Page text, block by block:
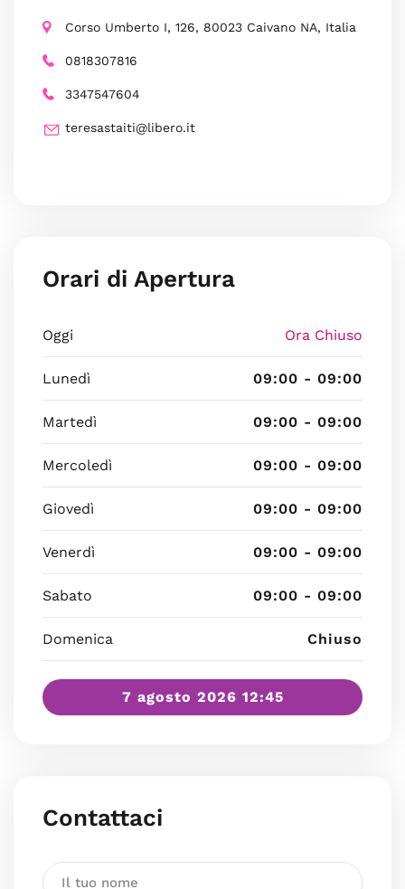
Corso Umberto I, 126, 80023 Caivano NA, Italia
0818307816
3347547604
teresastaiti@libero.it
Orari di Apertura
Oggi Ora Chiuso
Lunedì 09:00 - 09:00
Martedì 09:00 - 09:00
Mercoledì 09:00 - 09:00
Giovedì 09:00 - 09:00
Venerdì 09:00 - 09:00
Sabato 09:00 - 09:00
Domenica Chiuso
7 agosto 2026 12:45
Contattaci